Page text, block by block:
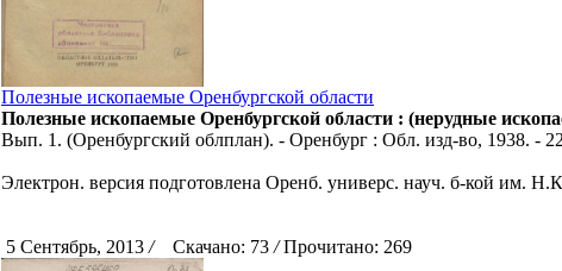
Полезные ископаемые Оренбургской области
Полезные ископаемые Оренбургской области : (нерудные
Вып. 1. (Оренбургский облплан). - Оренбург : Обл. изд-во, 1938. -
Электрон. версия подготовлена Оренб. универс. науч. б-кой им.
5 Сентябрь, 2013 /Скачано: 73 /Прочитано: 269